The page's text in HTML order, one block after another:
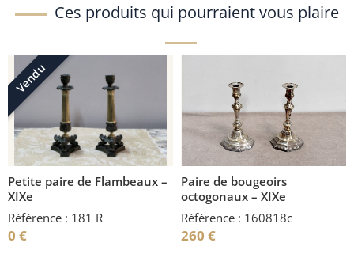
Ces produits qui pourraient vous plaire
Vendu
Petite paire de Flambeaux –
XIXe
Référence : 181 R
0 €
Paire de bougeoirs
octogonaux – XIXe
Référence : 160818c
260 €